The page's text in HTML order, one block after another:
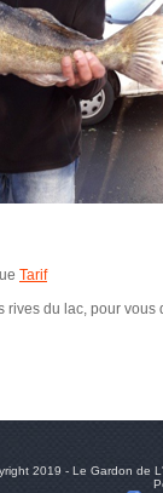
Tarif
du lac, pour
2019 - Le Gardon de